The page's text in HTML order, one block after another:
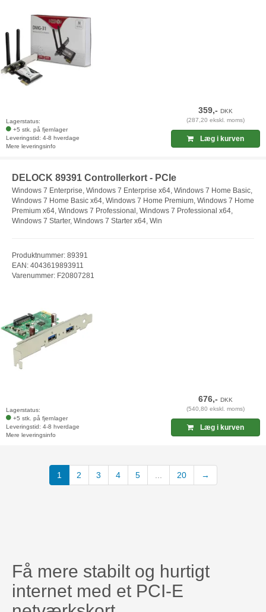
Lagerstatus:
+5 stk. på fjernlager
Leveringstid: 4-8 hverdage
Mere leveringsinfo
359,-DKK
(287,20 ekskl. moms)
Læg i kurven
DELOCK 89391 Controllerkort - PCIe
Windows 7 Enterprise, Windows 7 Enterprise x64, Windows 7 Home Basic,
Windows 7 Home Basic x64, Windows 7 Home Premium, Windows 7 Home
Premium x64, Windows 7 Professional, Windows 7 Professional x64,
Windows 7 Starter, Windows 7 Starter x64, Win
Produktnummer: 89391
EAN: 4043619893911
Varenummer: F20807281
Lagerstatus:
+5 stk. på fjernlager
Leveringstid: 4-8 hverdage
Mere leveringsinfo
676,-DKK
(540,80 ekskl. moms)
Læg i kurven
1 (current)
2 3 4 5 20 →
Få mere stabilt og hurtigt
internet med et PCI-E